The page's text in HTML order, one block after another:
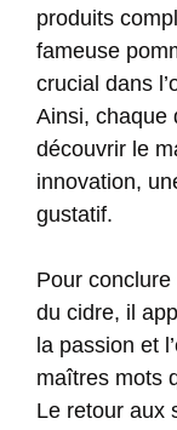
produits
fameuse
crucial dans
Ainsi, chaque
découvrir le
innovation,
gustatif.
Pour conclure
du cidre, il
la passion et
maîtres mots
Le retour aux